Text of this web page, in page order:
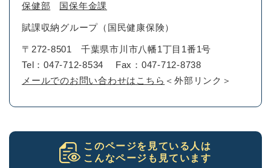
保健部 国保年金課
賦課収納グループ（国民健康保険）
〒272-8501
千葉県市川市八幡1丁目1番1号
Tel：047-712-8534
Fax：047-712-8738
メールでのお問い合わせはこちら ＜外部リンク＞
このページを見ている人は
こんなページも見ています